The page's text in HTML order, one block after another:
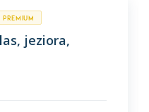
premium
jeziora,